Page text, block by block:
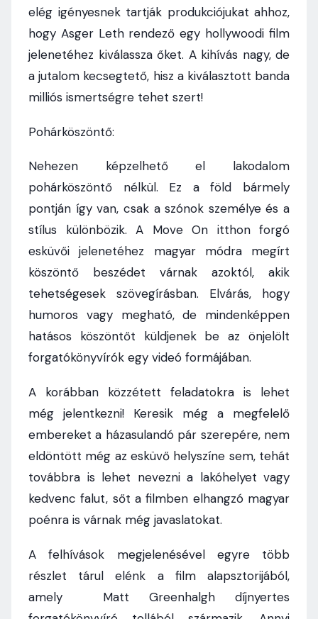
elég igényesnek tartják produkciójukat ahhoz,
hogy Asger Leth rendező egy hollywoodi film
jelenetéhez kiválassza őket. A kihívás nagy, de
a jutalom kecsegtető, hisz a kiválasztott banda
milliós ismertségre tehet szert!
Pohárköszöntő:
Nehezen képzelhető el lakodalom
pohárköszöntő nélkül. Ez a föld bármely
pontján így van, csak a szónok személye és a
stílus különbözik. A Move On itthon forgó
esküvői jelenetéhez magyar módra megírt
köszöntő beszédet várnak azoktól, akik
tehetségesek szövegírásban. Elvárás, hogy
humoros vagy megható, de mindenképpen
hatásos köszöntőt küldjenek be az önjelölt
forgatókönyvírók egy videó formájában.
A korábban közzétett feladatokra is lehet
még jelentkezni! Keresik még a megfelelő
embereket a házasulandó pár szerepére, nem
eldöntött még az esküvő helyszíne sem, tehát
továbbra is lehet nevezni a lakóhelyet vagy
kedvenc falut, sőt a filmben elhangzó magyar
poénra is várnak még javaslatokat.
A felhívások megjelenésével egyre több
részlet tárul elénk a film alapsztorijából,
amely Matt Greenhalgh díjnyertes